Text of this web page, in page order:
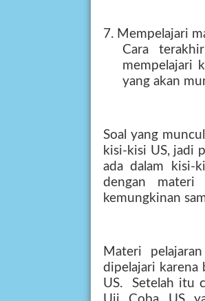
7. Mempelajari
Cara
mempelajari
yang akan
Soal yang
kisi-kisi US, jadi
ada dalam kisi-
dengan
kemungkinan
Materi
dipelajari karena
US. Setelah itu